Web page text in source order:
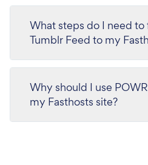
What steps do I need
Tumblr Feed to my
Why should I use
my Fasthosts site?